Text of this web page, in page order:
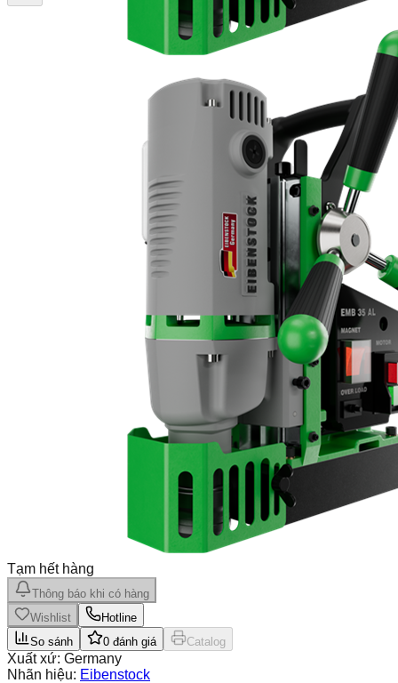
Tạm hết hàng
Thông báo khi có hàng
Wishlist
Hotline
So sánh
0 đánh giá Catalog
Xuất xứ: Germany
Nhãn hiệu: Eibenstock